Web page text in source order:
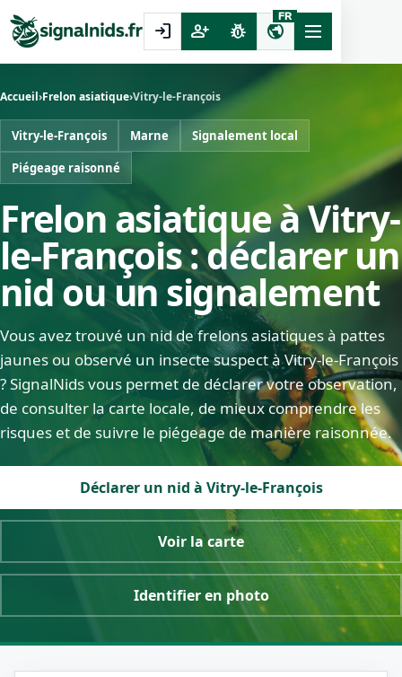
login person_add pest_control public
FR
Accueil›Frelon asiatique›Vitry-le-François
Vitry-le-François Marne
Signalement local
Piégeage raisonné
Frelon asiatique à Vitry-
le-François : déclarer un
nid ou un signalement
Vous avez trouvé un nid de frelons asiatiques à pattes
jaunes ou observé un insecte suspect à Vitry-le-François
? SignalNids vous permet de déclarer votre observation,
de consulter la carte locale, de mieux comprendre les
risques et de suivre le piégeage de manière raisonnée.
Déclarer un nid à Vitry-le-François
Voir la carte
Identifier en photo